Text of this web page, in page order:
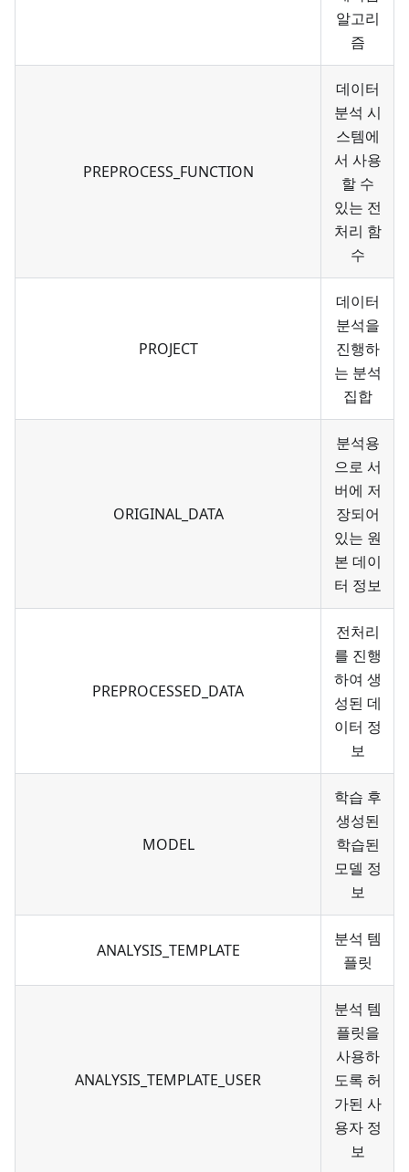
알고리
즘
PREPROCESS_FUNCTION
데이터
분석 시
스템에
서 사용
할 수
있는 전
처리 함
수
PROJECT
데이터
분석을
진행하
는 분석
집합
ORIGINAL_DATA
분석용
으로 서
버에 저
장되어
있는 원
본 데이
터 정보
PREPROCESSED_DATA
전처리
를 진행
하여 생
성된 데
이터 정
보
MODEL
학습 후
생성된
학습된
모델 정
보
ANALYSIS_TEMPLATE
분석 템
플릿
ANALYSIS_TEMPLATE_USER
분석 템
플릿을
사용하
도록 허
가된 사
용자 정
보